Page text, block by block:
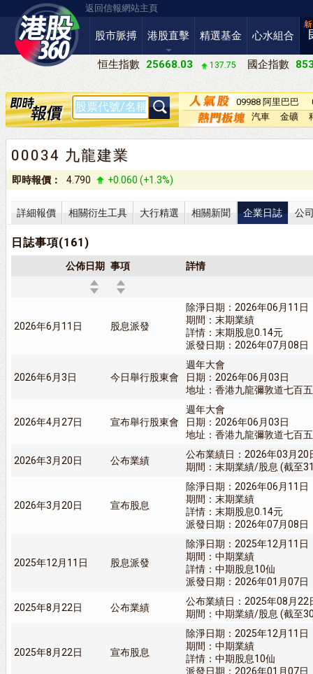
返回信報網站主頁
股市脈搏 港股直擊 精選基金 心水組合
恒生指數 25668.03 137.75 國企指數
09988 阿里巴巴
－Ｗ汽車
金礦
00034 九龍建業
即時報價： 4.790 +0.060 (+1.3%)
詳細報價 相關衍生工具 大行精選 相關新聞 企業日誌 公
日誌事項(161)
公佈日期 事項 詳情
2026年6月11日 股息派發
除淨日期：2026年06月11日
期間：末期業績
詳情：末期股息0.14元
派發日期：2026年07月08日
2026年6月3日 今日舉行股東會
週年大會
日期：2026年06月03日
地址：香港九龍彌敦道七百
2026年4月27日 宣布舉行股東會
週年大會
日期：2026年06月03日
地址：香港九龍彌敦道七百
2026年3月20日 公布業績
公布業績日：2026年03月20
期間：末期業績/股息 (截至
2026年3月20日 宣布股息
除淨日期：2026年06月11日
期間：末期業績
詳情：末期股息0.14元
派發日期：2026年07月08日
2025年12月11日 股息派發
除淨日期：2025年12月11日
期間：中期業績
詳情：中期股息10仙
派發日期：2026年01月07日
2025年8月22日 公布業績
公布業績日：2025年08月22
期間：中期業績/股息 (截至
2025年8月22日 宣布股息
除淨日期：2025年12月11日
期間：中期業績
詳情：中期股息10仙
派發日期：2026年01月07日